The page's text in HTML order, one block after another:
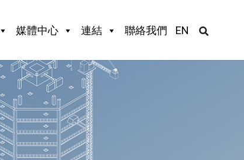
媒體中心 連結 聯絡我們 EN